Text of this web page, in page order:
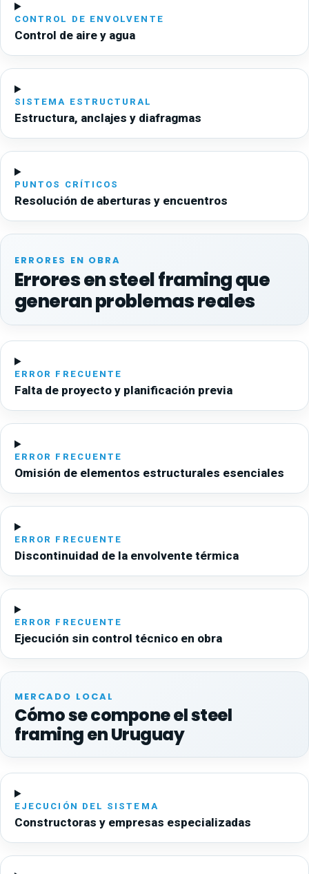
CONTROL DE ENVOLVENTE
Control de aire y agua
SISTEMA ESTRUCTURAL
Estructura, anclajes y diafragmas
PUNTOS CRÍTICOS
Resolución de aberturas y encuentros
ERRORES EN OBRA
Errores en steel framing que
generan problemas reales
ERROR FRECUENTE
Falta de proyecto y planificación previa
ERROR FRECUENTE
Omisión de elementos estructurales esenciales
ERROR FRECUENTE
Discontinuidad de la envolvente térmica
ERROR FRECUENTE
Ejecución sin control técnico en obra
MERCADO LOCAL
Cómo se compone el steel
framing en Uruguay
EJECUCIÓN DEL SISTEMA
Constructoras y empresas especializadas